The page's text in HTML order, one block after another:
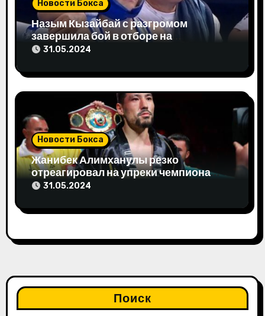
м
Новости Бокса
Назым Кызайбай с разгромом
завершила бой в отборе на
Олимпиаду-2024
31.05.2024
Новости Бокса
Жанибек Алимханулы резко
отреагировал на упреки чемпиона
мира
31.05.2024
Поиск